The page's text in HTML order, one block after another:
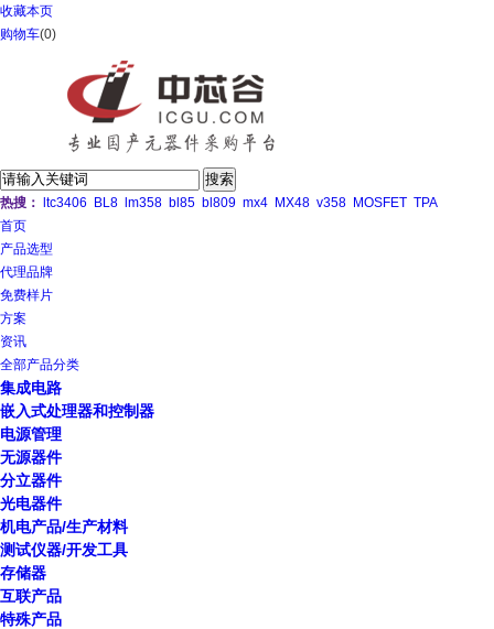
收藏本页
购物车(0)
热搜： ltc3406 BL8 lm358 bl85 bl809 mx4 MX48 v358 MOSFET TPA
首页
产品选型
代理品牌
免费样片
方案
资讯
全部产品分类
集成电路
嵌入式处理器和控制器
电源管理
无源器件
分立器件
光电器件
机电产品/生产材料
测试仪器/开发工具
存储器
互联产品
特殊产品